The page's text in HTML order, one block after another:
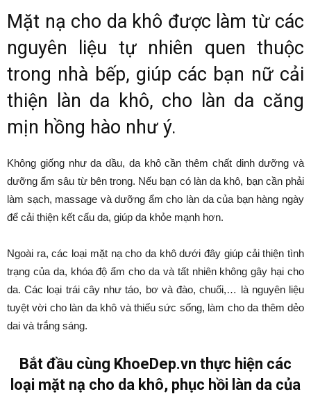
Mặt nạ cho da khô được làm từ các
nguyên liệu tự nhiên quen thuộc
trong nhà bếp, giúp các bạn nữ cải
thiện làn da khô, cho làn da căng
mịn hồng hào như ý.
Không giống như da dầu, da khô cần thêm chất dinh dưỡng và
dưỡng ẩm sâu từ bên trong. Nếu bạn có làn da khô, bạn cần phải
làm sạch, massage và dưỡng ẩm cho làn da của bạn hàng ngày
để cải thiện kết cấu da, giúp da khỏe mạnh hơn.
Ngoài ra, các loại mặt nạ cho da khô dưới đây giúp cải thiện tình
trạng của da, khóa độ ẩm cho da và tất nhiên không gây hại cho
da. Các loại trái cây như táo, bơ và đào, chuối,… là nguyên liệu
tuyệt vời cho làn da khô và thiếu sức sống, làm cho da thêm dẻo
dai và trắng sáng.
Bắt đầu cùng KhoeDep.vn thực hiện các
loại mặt nạ cho da khô, phục hồi làn da của